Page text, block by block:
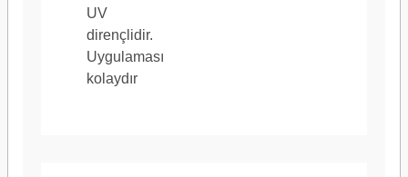
UV
dirençlidir.
Uygulaması
kolaydır